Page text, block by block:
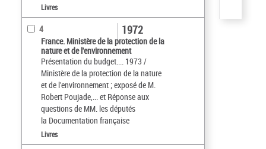
Livres
4
France. Ministère de la protection de la
nature et de l'environnement
Présentation du budget.... 1973 /
Ministère de la protection de la nature
et de l'environnement ; exposé de M.
Robert Poujade,... et Réponse aux
questions de MM. les députés
la Documentation française
1972
Livres